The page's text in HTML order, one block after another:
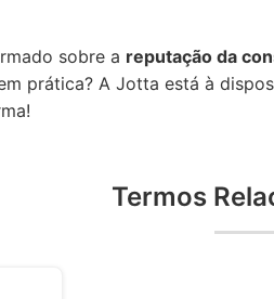
sobre a reputação da
prática? A Jotta está à
Termos